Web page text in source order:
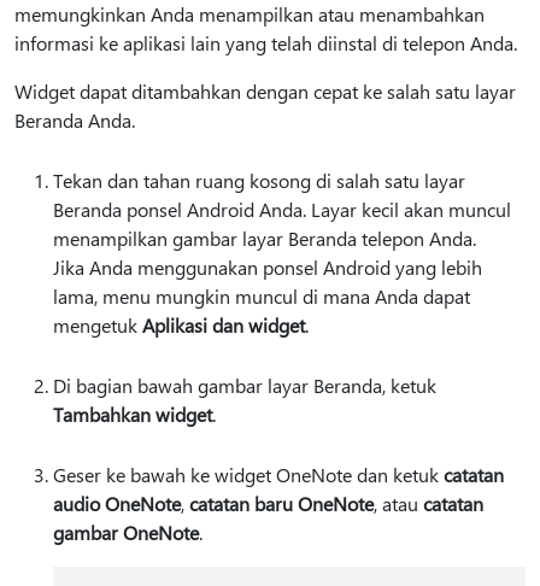
memungkinkan Anda menampilkan atau menambahkan
informasi ke aplikasi lain yang telah diinstal di telepon Anda.
Widget dapat ditambahkan dengan cepat ke salah satu layar
Beranda Anda.
Tekan dan tahan ruang kosong di salah satu layar
Beranda ponsel Android Anda. Layar kecil akan muncul
menampilkan gambar layar Beranda telepon Anda.
Jika Anda menggunakan ponsel Android yang lebih
lama, menu mungkin muncul di mana Anda dapat
mengetukAplikasi dan widget.
Di bagian bawah gambar layar Beranda, ketuk
Tambahkan widget.
Geser ke bawah ke widget OneNote dan ketukcatatan
audio OneNote,catatan baru OneNote, atau catatan
gambar OneNote.